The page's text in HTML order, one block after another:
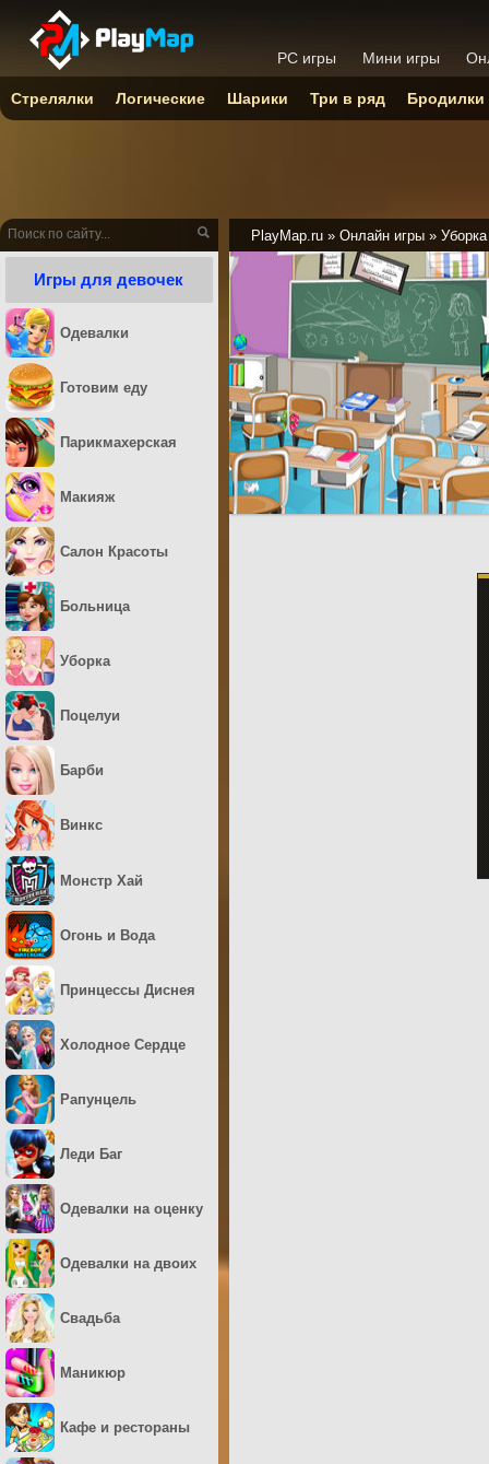
PlayMap.ru » Онлайн игры » Уборка
Игры для девочек
Одевалки
Готовим еду
Парикмахерская
Макияж
Салон Красоты
Больница
Уборка
Поцелуи
Барби
Винкс
Монстр Хай
Огонь и Вода
Принцессы Диснея
Холодное Сердце
Рапунцель
Леди Баг
Одевалки на оценку
Одевалки на двоих
Свадьба
Маникюр
Кафе и рестораны
PC игры Мини игры
Стрелялки Логические Шарики Три в ряд Бродилки